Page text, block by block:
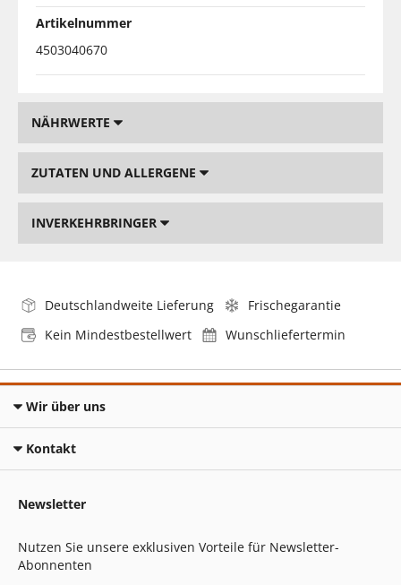
Artikelnummer
4503040670
NÄHRWERTE
ZUTATEN UND ALLERGENE
INVERKEHRBRINGER
Deutschlandweite Lieferung
Frischegarantie
Kein Mindestbestellwert
Wunschliefertermin
Wir über uns
Kontakt
Newsletter
Nutzen Sie unsere exklusiven Vorteile für Newsletter-
Abonnenten